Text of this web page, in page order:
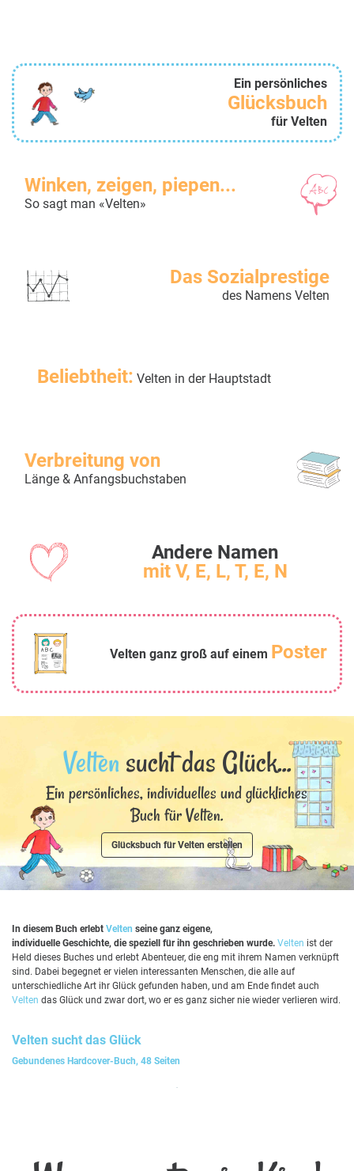
Ein persönliches
Glücksbuch
für Velten
Winken, zeigen, piepen...
So sagt man «Velten»
Das Sozialprestige
des Namens Velten
Beliebtheit: Velten in der Hauptstadt
Verbreitung von
Länge & Anfangsbuchstaben
Andere Namen
mit V, E, L, T, E, N
Velten ganz groß auf einem Poster
Veltensucht das Glück...
Ein persönliches, individuelles und glückliches
Buch für Velten.
Glücksbuch für Velten erstellen
In diesem Buch erlebt Velten seine ganz eigene,
individuelle Geschichte, die speziell für ihn geschrieben wurde. Velten ist der
Held dieses Buches und erlebt Abenteuer, die eng mit ihrem Namen verknüpft
sind. Dabei begegnet er vielen interessanten Menschen, die alle auf
unterschiedliche Art ihr Glück gefunden haben, und am Ende findet auch
Velten das Glück und zwar dort, wo er es ganz sicher nie wieder verlieren wird.
Velten sucht das Glück
Gebundenes Hardcover-Buch, 48 Seiten